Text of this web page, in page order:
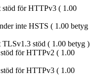
stöd för HTTPv3 ( 1.00
inte HSTS ( 1.00 betyg
TLSv1.3 stöd ( 1.00 betyg )
för HTTPv2 ( 1.00
för HTTPv3 ( 1.00